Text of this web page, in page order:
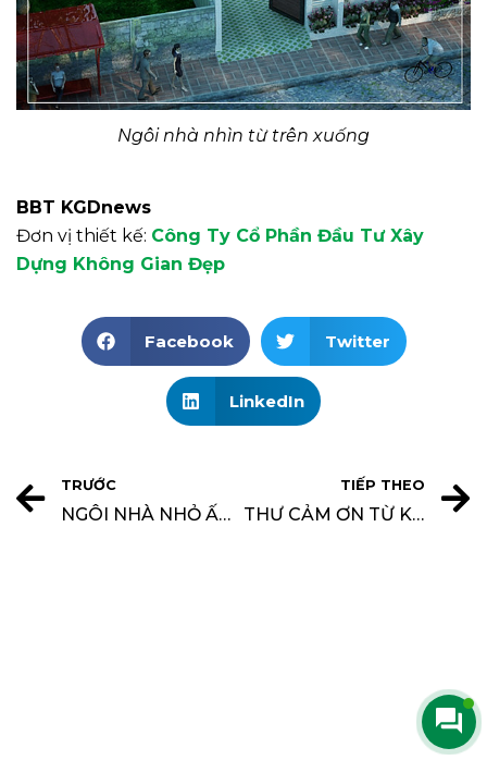
Ngôi nhà nhìn từ trên xuống
BBT KGDnews
Đơn vị thiết kế: Công Ty Cổ Phần Đầu Tư Xây
Dựng Không Gian Đẹp
Facebook Twitter
LinkedIn
TRƯỚC
NGÔI NHÀ NHỎ ẤM CÚNG VỚI PHONG CÁCH SCANDINAVI
TIẾP THEO
THƯ CẢM ƠN TỪ KHÁNH HÒA